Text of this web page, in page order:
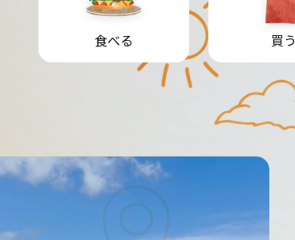
食べる 買う